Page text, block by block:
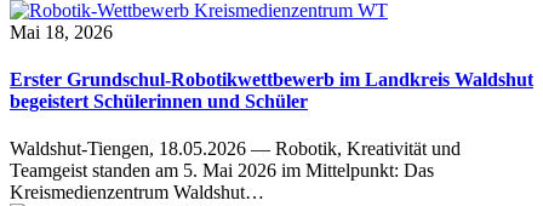
Mai 18, 2026
Erster Grundschul-Robotikwettbewerb im Landkreis Waldshut
begeistert Schülerinnen und Schüler
Waldshut-Tiengen, 18.05.2026 — Robotik, Kreativität und
Teamgeist standen am 5. Mai 2026 im Mittelpunkt: Das
Kreismedienzentrum Waldshut…